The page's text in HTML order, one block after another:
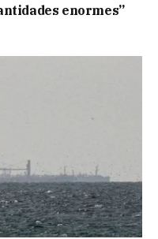
enormes”